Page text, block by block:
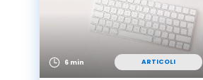
6 min ARTICOLI